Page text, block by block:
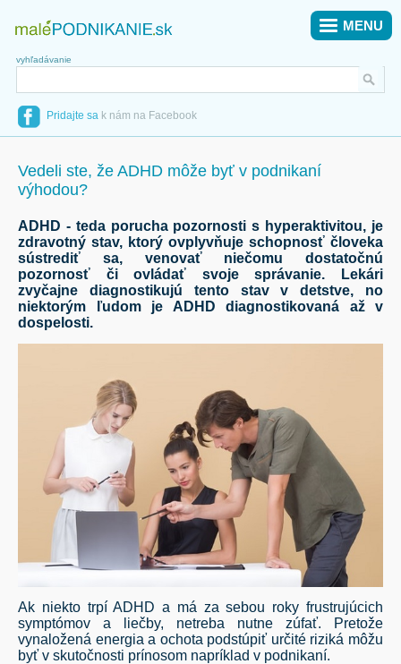
vyhľadávanie
Pridajte sa k nám na Facebook
MENU
Vedeli ste, že ADHD môže byť v podnikaní
výhodou?
ADHD - teda porucha pozornosti s hyperaktivitou, je
zdravotný stav, ktorý ovplyvňuje schopnosť človeka
sústrediť sa, venovať niečomu dostatočnú
pozornosť či ovládať svoje správanie. Lekári
zvyčajne diagnostikujú tento stav v detstve, no
niektorým ľudom je ADHD diagnostikovaná až v
dospelosti.
Ak niekto trpí ADHD a má za sebou roky frustrujúcich
symptómov a liečby, netreba nutne zúfať. Pretože
vynaložená energia a ochota podstúpiť určité riziká môžu
byť v skutočnosti prínosom napríklad v podnikaní.